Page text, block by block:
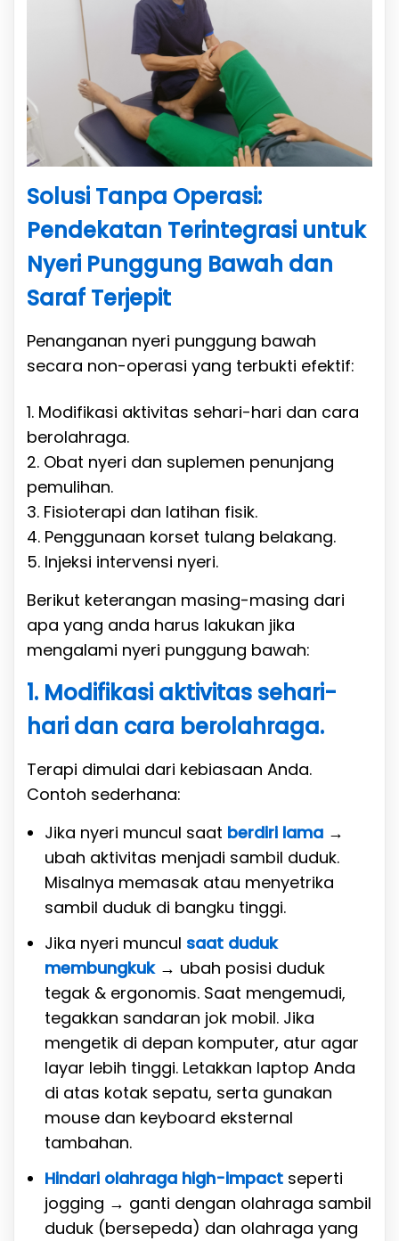
Solusi Tanpa Operasi:
Pendekatan Terintegrasi untuk
Nyeri Punggung Bawah dan
Saraf Terjepit
Penanganan nyeri punggung bawah
secara non-operasi yang terbukti efektif:
1. Modifikasi aktivitas sehari-hari dan cara
berolahraga.
2. Obat nyeri dan suplemen penunjang
pemulihan.
3. Fisioterapi dan latihan fisik.
4. Penggunaan korset tulang belakang.
5. Injeksi intervensi nyeri.
Berikut keterangan masing-masing dari
apa yang anda harus lakukan jika
mengalami nyeri punggung bawah:
1. Modifikasi aktivitas sehari-
hari dan cara berolahraga.
Terapi dimulai dari kebiasaan Anda.
Contoh sederhana:
Jika nyeri muncul saat berdiri lama →
ubah aktivitas menjadi sambil duduk.
Misalnya memasak atau menyetrika
sambil duduk di bangku tinggi.
Jika nyeri muncul saat duduk
membungkuk→ ubah posisi duduk
tegak & ergonomis. Saat mengemudi,
tegakkan sandaran jok mobil. Jika
mengetik di depan komputer, atur agar
layar lebih tinggi. Letakkan laptop Anda
di atas kotak sepatu, serta gunakan
mouse dan keyboard eksternal
tambahan.
Hindari olahraga high-impact seperti
jogging → ganti dengan olahraga sambil
duduk (bersepeda) dan olahraga yang